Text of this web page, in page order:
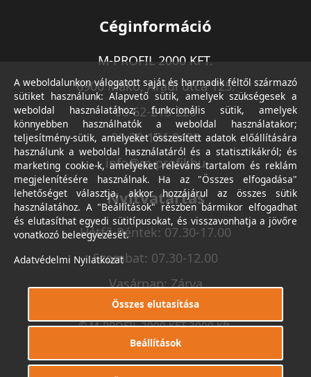
Céginformáció
M-PROFIL 2000 KFT.
6900 Makó, Aradi utca 125.
06-62-213-220
06-30-174-9490
info@m-profil.hu
Nyitvatartás
Hétfő-Péntek: 07.30-17.00
Szombat: 07.30-12.00
Vasárnap: Zárva
© M-PROFIL 2000 KFT 2000 Kft.
Minden jog fenntartva.
KészítetteI.T.C. Kft.
A weboldalunkon válogatott saját és harmadik féltől származó
sütiket használunk: Alapvető sütik, amelyek szükségesek a
weboldal használatához; funkcionális sütik, amelyek
könnyebben használhatók a weboldal használatakor;
teljesítmény-sütik, amelyeket összesített adatok előállítására
használunk a weboldal használatáról és a statisztikákról; és
marketing cookie-k, amelyeket releváns tartalom és reklám
megjelenítésére használnak. Ha az "Összes elfogadása"
lehetőséget választja, akkor hozzájárul az összes sütik
használatához. A "Beállítások" részben bármikor elfogadhat
és elutasíthat egyedi sütitípusokat, és visszavonhatja a jövőre
vonatkozó beleegyezését.
Adatvédelmi Nyilatkozat
Összes elutasítása
Beállítások